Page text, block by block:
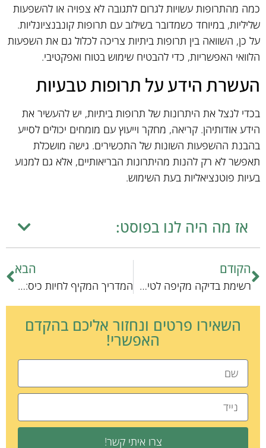
כמה מהתרופות עשויות לגרום לתגובה לא צפויה או להשפעות
שליליות, במיוחד כשמדובר בשילוב עם תרופות קונבנציונליות.
על כן, השוואה בין תרופות ביתיות צריכה לכלול גם את השפעות
הלוואי האפשריות, כדי להבטיח שימוש בטוח ואפקטיבי.
העשרת הידע על תרופות טבעיות
בכדי לנצל את היתרונות של תרופות ביתיות, יש להעשיר את
הידע אודותיהן. קריאה, מחקר וייעוץ עם מומחים יכולים לסייע
בהבנת ההשפעות השונות של התכשירים. גישה מושכלת
תאפשר לא רק להנות מהיתרונות הבריאותיים, אלא גם למנוע
בעיות פוטנציאליות בעת השימוש.
אז מה היה לנו בפוסט:
הקודם
רשימת בדיקה מקיפה לטיפול מהיר בקורונה אצל חיות מחמד
הבא
המדריך המקיף לחיות כיס: שמירה על שקט ורוגע
השאירו פרטים ונחזור אליכם בהקדם
האפשרי!
צרו איתי קשר!